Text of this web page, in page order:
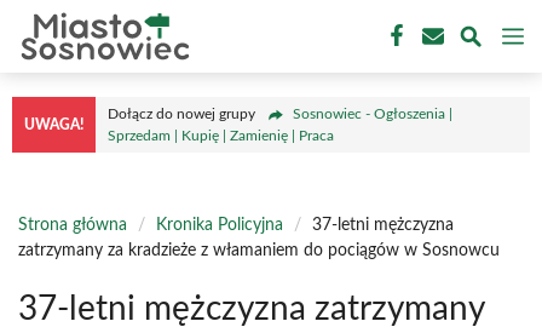
Przejdź
treści
UWAGA!
Dołącz do nowej grupy
Sosnowiec - Ogłoszenia |
Sprzedam | Kupię | Zamienię | Praca
Strona główna / Kronika Policyjna /
37-letni mężczyzna
zatrzymany za kradzieże z włamaniem do pociągów w Sosnowcu
37-letni mężczyzna zatrzymany